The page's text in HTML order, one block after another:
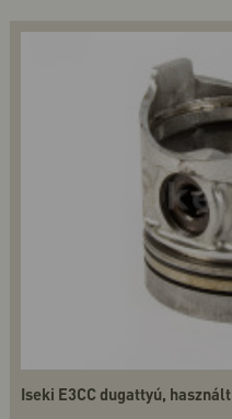
Iseki E3CC dugattyú, használt